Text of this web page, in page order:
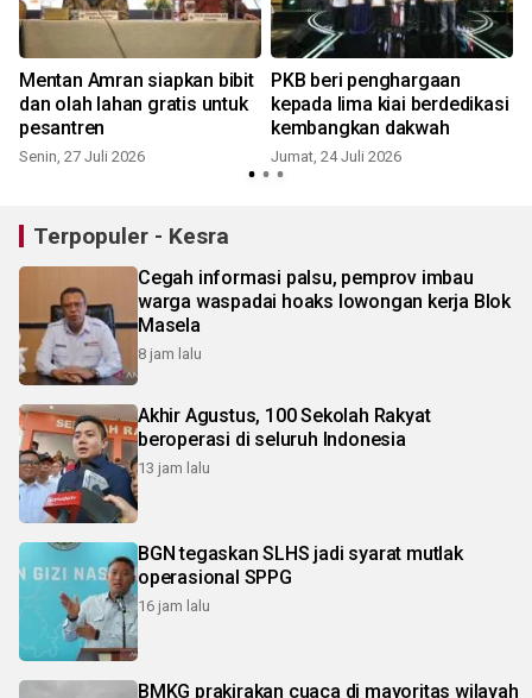
Mentan Amran siapkan bibit
dan olah lahan gratis untuk
pesantren
Senin, 27 Juli 2026
PKB beri penghargaan
kepada lima kiai berdedikasi
kembangkan dakwah
Jumat, 24 Juli 2026
Terpopuler - Kesra
Cegah informasi palsu, pemprov imbau
warga waspadai hoaks lowongan kerja Blok
Masela
8 jam lalu
Akhir Agustus, 100 Sekolah Rakyat
beroperasi di seluruh Indonesia
13 jam lalu
BGN tegaskan SLHS jadi syarat mutlak
operasional SPPG
16 jam lalu
BMKG prakirakan cuaca di mayoritas wilayah